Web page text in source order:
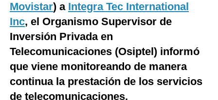
Mix
G de Gestión
Notas Contratadas
Podcast
Movistar) a Integra Tec International
Inc, el Organismo Supervisor de
Inversión Privada en
Telecomunicaciones (Osiptel) informó
que viene monitoreando de manera
continua la prestación de los servicios
de telecomunicaciones.